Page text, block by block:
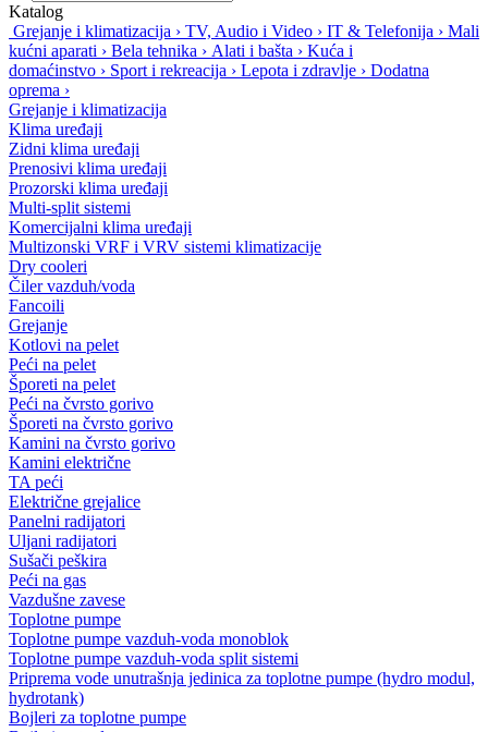
Katalog
Grejanje i klimatizacija › TV, Audio i Video › IT & Telefonija › Mali
kućni aparati › Bela tehnika › Alati i bašta › Kuća i
domaćinstvo › Sport i rekreacija › Lepota i zdravlje › Dodatna
oprema ›
Grejanje i klimatizacija
Klima uređaji
Zidni klima uređaji
Prenosivi klima uređaji
Prozorski klima uređaji
Multi-split sistemi
Komercijalni klima uređaji
Multizonski VRF i VRV sistemi klimatizacije
Dry cooleri
Čiler vazduh/voda
Fancoili
Grejanje
Kotlovi na pelet
Peći na pelet
Šporeti na pelet
Peći na čvrsto gorivo
Šporeti na čvrsto gorivo
Kamini na čvrsto gorivo
Kamini električne
TA peći
Električne grejalice
Panelni radijatori
Uljani radijatori
Sušači peškira
Peći na gas
Vazdušne zavese
Toplotne pumpe
Toplotne pumpe vazduh-voda monoblok
Toplotne pumpe vazduh-voda split sistemi
Priprema vode unutrašnja jedinica za toplotne pumpe (hydro modul,
hydrotank)
Bojleri za toplotne pumpe